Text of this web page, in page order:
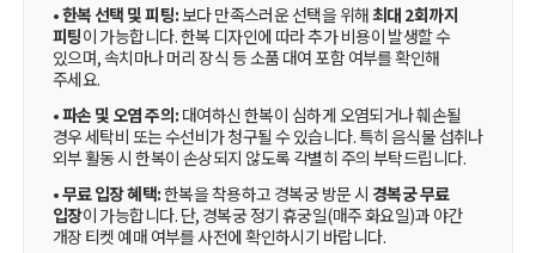
•한복 선택 및 피팅:보다 만족스러운 선택을 위해최대 2회까지
피팅이 가능합니다. 한복 디자인에 따라 추가 비용이 발생할 수
있으며, 속치마나 머리 장식 등 소품 대여 포함 여부를 확인해
주세요.
•파손 및 오염 주의: 대여하신 한복이 심하게 오염되거나 훼손될
경우 세탁비 또는 수선비가 청구될 수 있습니다. 특히 음식물 섭취나
외부 활동 시 한복이 손상되지 않도록 각별히 주의 부탁드립니다.
•무료 입장 혜택:한복을 착용하고 경복궁 방문 시 경복궁 무료
입장이 가능합니다. 단, 경복궁 정기 휴궁일(매주 화요일)과 야간
개장 티켓 예매 여부를 사전에 확인하시기 바랍니다.